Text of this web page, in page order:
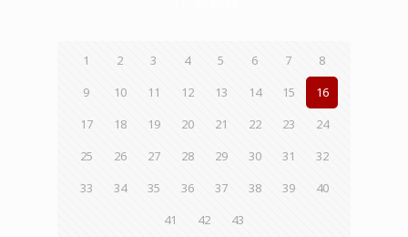
1 2 3 4 5 6 7
8
9
10 11 12 13 14 15
16
17
18 19 20 21 22 23
24
25
26 27 28 29 30 31
32
33
34 35 36 37 38 39
40
41
42 43